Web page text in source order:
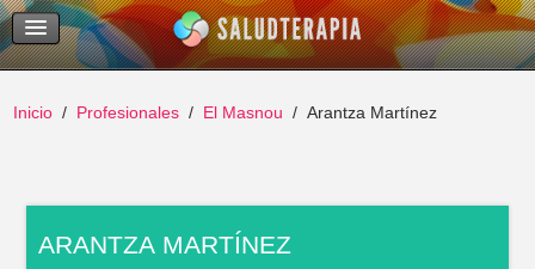
Temas Recientes
Buscar
Inicio Profesionales El Masnou Arantza Martínez
ARANTZA MARTÍNEZ